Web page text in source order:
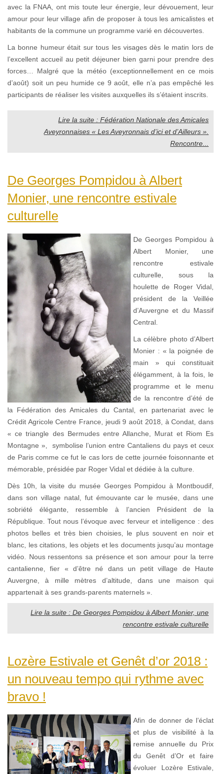
avec la FNAA, ont mis toute leur énergie, leur dévouement, leur
amour pour leur village afin de proposer à tous les amicalistes et
habitants de la commune un programme varié en découvertes.
La bonne humeur était sur tous les visages dès le matin lors de
l’excellent accueil au petit déjeuner bien garni pour prendre des
forces… Malgré que la météo (exceptionnellement en ce mois
d’août) soit un peu humide ce 9 août, elle n’a pas empêché les
participants de réaliser les visites auxquelles ils s’étaient inscrits.
Lire la suite : Fédération Nationale des Amicales
Aveyronnaises « Les Aveyronnais d’ici et d’Ailleurs ».
Rencontre...
De Georges Pompidou à Albert
Monier, une rencontre estivale
culturelle
De Georges Pompidou à
Albert Monier, une
rencontre estivale
culturelle, sous la
houlette de Roger Vidal,
président de la Veillée
d’Auvergne et du Massif
Central.
La célèbre photo d’Albert
Monier : « la poignée de
main » qui constituait
élégamment, à la fois, le
programme et le menu
de la rencontre d’été de
la Fédération des Amicales du Cantal, en partenariat avec le
Crédit Agricole Centre France, jeudi 9 août 2018, à Condat, dans
« ce triangle des Bermudes entre Allanche, Murat et Riom Es
Montagne », symbolise l’union entre Cantaliens du pays et ceux
de Paris comme ce fut le cas lors de cette journée foisonnante et
mémorable, présidée par Roger Vidal et dédiée à la culture.
Dès 10h, la visite du musée Georges Pompidou à Montboudif,
dans son village natal, fut émouvante car le musée, dans une
sobriété élégante, ressemble à l’ancien Président de la
République. Tout nous l’évoque avec ferveur et intelligence : des
photos belles et très bien choisies, le plus souvent en noir et
blanc, les citations, les objets et les documents jusqu’au montage
vidéo. Nous ressentons sa présence et son amour pour la terre
cantalienne, fier « d’être né dans un petit village de Haute
Auvergne, à mille mètres d’altitude, dans une maison qui
appartenait à ses grands-parents maternels ».
Lire la suite : De Georges Pompidou à Albert Monier, une
rencontre estivale culturelle
Lozère Estivale et Genêt d’or 2018 :
un nouveau tempo qui rythme avec
bravo !
Afin de donner de l’éclat
et plus de visibilité à la
remise annuelle du Prix
du Genêt d’Or et faire
évoluer Lozère Estivale,